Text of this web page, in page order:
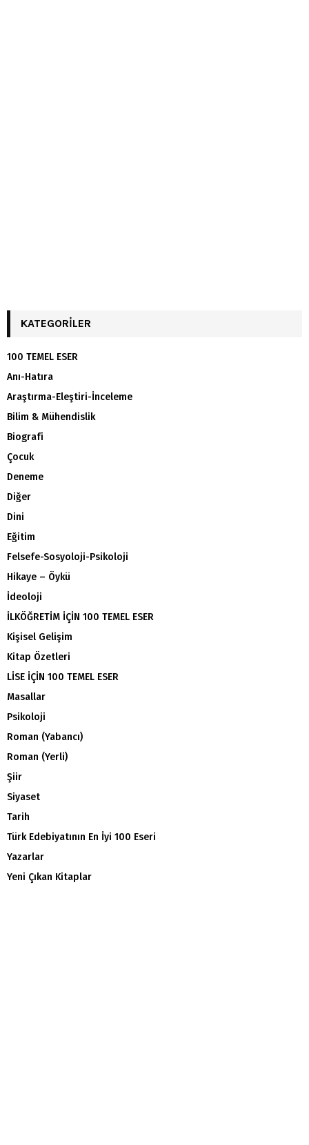
KATEGORILER
100 TEMEL ESER
Anı-Hatıra
Araştırma-Eleştiri-İnceleme
Bilim & Mühendislik
Biografi
Çocuk
Deneme
Diğer
Dini
Eğitim
Felsefe-Sosyoloji-Psikoloji
Hikaye – Öykü
İdeoloji
İLKÖĞRETİM İÇİN 100 TEMEL ESER
Kişisel Gelişim
Kitap Özetleri
LİSE İÇİN 100 TEMEL ESER
Masallar
Psikoloji
Roman (Yabancı)
Roman (Yerli)
Şiir
Siyaset
Tarih
Türk Edebiyatının En İyi 100 Eseri
Yazarlar
Yeni Çıkan Kitaplar